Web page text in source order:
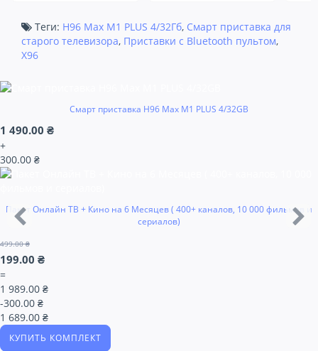
Теги: H96 Max M1 PLUS 4/32Гб, Смарт приставка для
старого телевизора, Приставки с Bluetooth пультом,
X96
Смарт приставка H96 Max M1 PLUS 4/32GB
1 490.00 ₴
+
300.00 ₴
Пакет Онлайн ТВ + Кино на 6 Месяцев ( 400+ каналов, 10 000 фильмов и
сериалов)
499.00 ₴
199.00 ₴
=
1 989.00 ₴
-300.00 ₴
1 689.00 ₴
КУПИТЬ КОМПЛЕКТ